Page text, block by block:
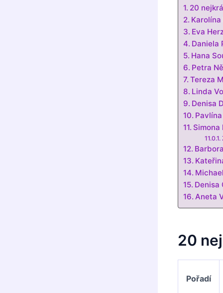
20
Eva
Daniela
Hana
Petra
Tereza
Linda
Denisa
Simona
Denisa
Aneta
20
Pořadí